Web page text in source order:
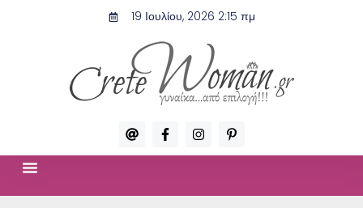
19 Ιουλίου, 2026 2:15 πμ
A
t
F
a
c
I
n
s
P
i
n